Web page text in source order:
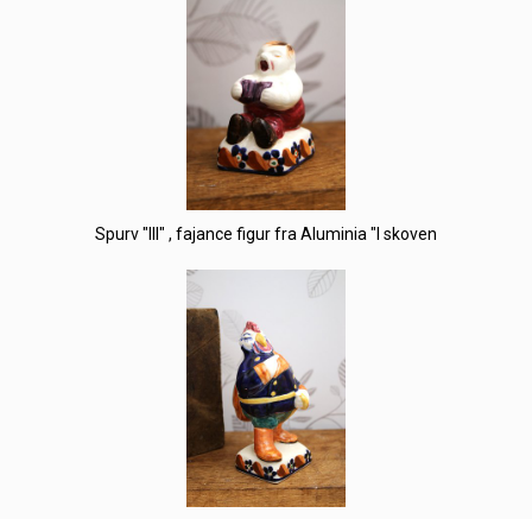
Spurv "III" , fajance figur fra Aluminia "I skoven